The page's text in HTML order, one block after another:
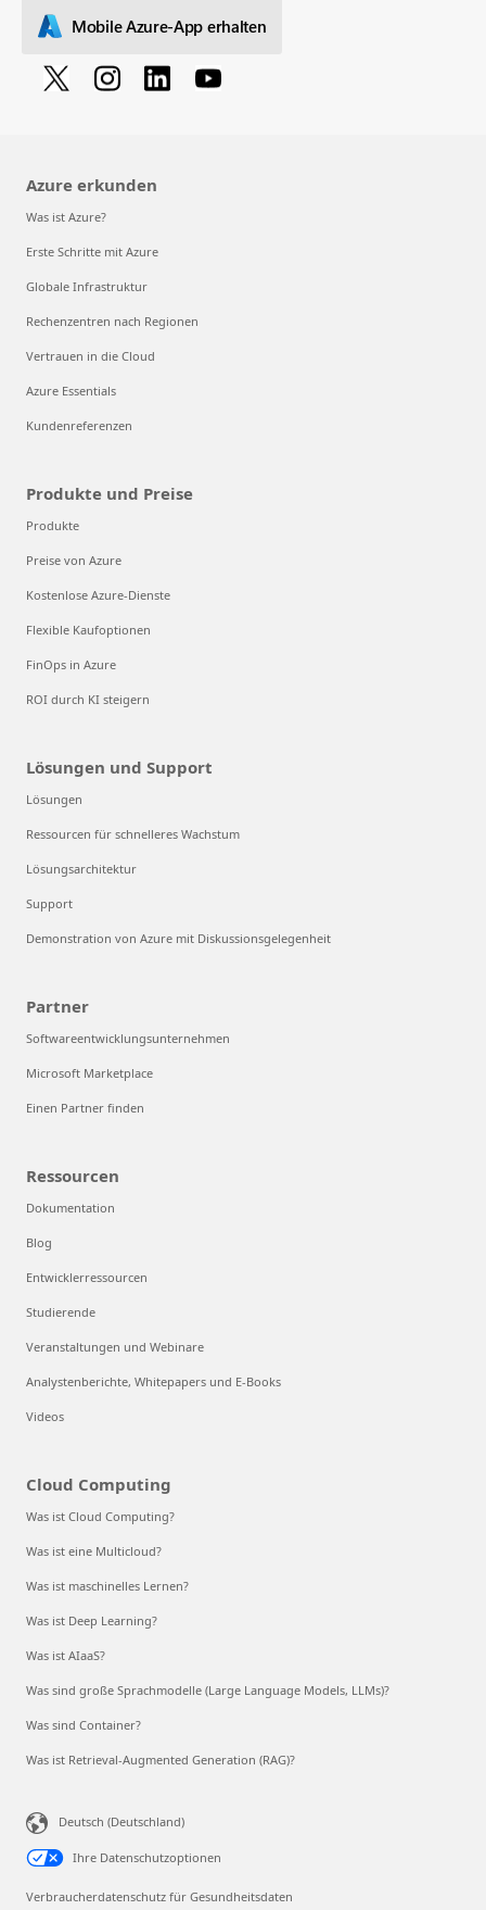
Mobile Azure-App erhalten
Azure erkunden
Was ist Azure?
Erste Schritte mit Azure
Globale Infrastruktur
Rechenzentren nach Regionen
Vertrauen in die Cloud
Azure Essentials
Kundenreferenzen
Produkte und Preise
Produkte
Preise von Azure
Kostenlose Azure-Dienste
Flexible Kaufoptionen
FinOps in Azure
ROI durch KI steigern
Lösungen und Support
Lösungen
Ressourcen für schnelleres Wachstum
Lösungsarchitektur
Support
Demonstration von Azure mit Diskussionsgelegenheit
Partner
Softwareentwicklungsunternehmen
Microsoft Marketplace
Einen Partner finden
Ressourcen
Dokumentation
Blog
Entwicklerressourcen
Studierende
Veranstaltungen und Webinare
Analystenberichte, Whitepapers und E-Books
Videos
Cloud Computing
Was ist Cloud Computing?
Was ist eine Multicloud?
Was ist maschinelles Lernen?
Was ist Deep Learning?
Was ist AIaaS?
Was sind große Sprachmodelle (Large Language Models, LLMs)?
Was sind Container?
Was ist Retrieval-Augmented Generation (RAG)?
Deutsch (Deutschland)
Ihre Datenschutzoptionen
Verbraucherdatenschutz für Gesundheitsdaten